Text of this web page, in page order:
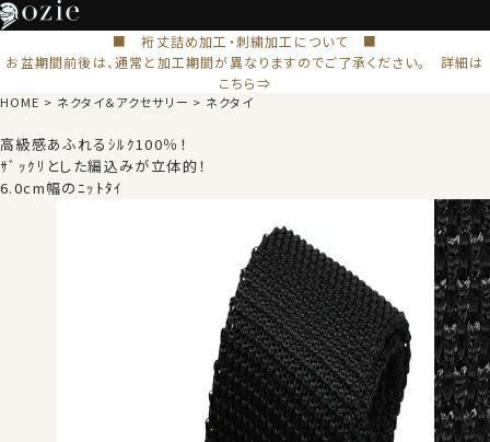
■ 裄丈詰め加工・刺繍加工について ■
お盆期間前後は、通常と加工期間が異なりますのでご了承ください。 詳細は
こちら⇒
HOME ネクタイ＆アクセサリー ネクタイ
高級感あふれるｼﾙｸ100％！
ｻﾞｯｸﾘとした編込みが立体的！
6.0cm幅のﾆｯﾄﾀｲ